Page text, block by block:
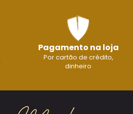
Pagamento na loja
Por cartão de crédito,
dinheiro